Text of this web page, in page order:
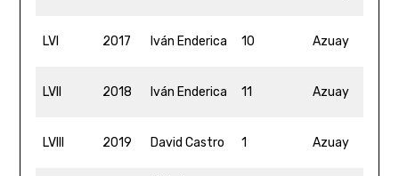
LVI 2017 Iván Enderica 10 Azuay
LVII 2018 Iván Enderica 11 Azuay
LVIII 2019 David Castro 1 Azuay